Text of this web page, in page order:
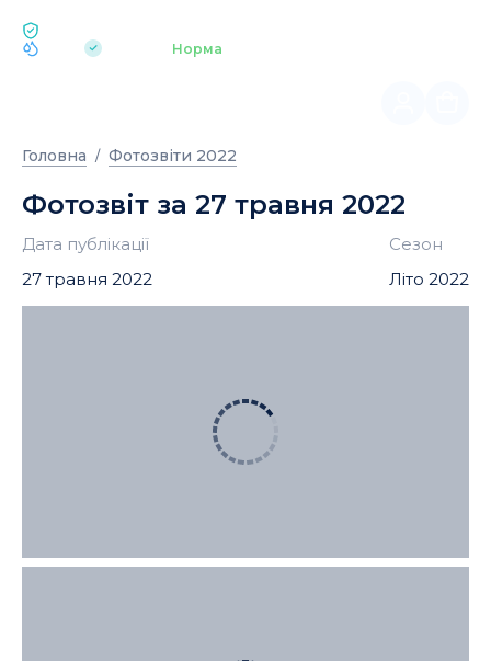
| Норма
Головна Фотозвіти 2022
Фотозвіт за 27 травня 2022
Дата публікації
27 травня 2022
Сезон
Літо 2022